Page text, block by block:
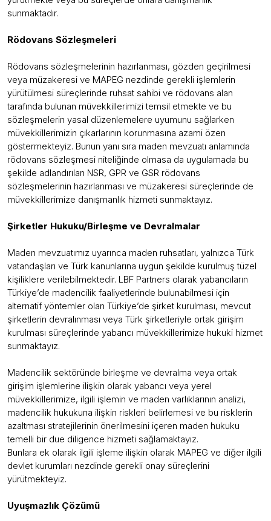
sunmaktadır.
Rödovans Sözleşmeleri
Rödovans sözleşmelerinin hazırlanması, gözden geçirilmesi
veya müzakeresi ve MAPEG nezdinde gerekli işlemlerin
yürütülmesi süreçlerinde ruhsat sahibi ve rödovans alan
tarafında bulunan müvekkillerimizi temsil etmekte ve bu
sözleşmelerin yasal düzenlemelere uyumunu sağlarken
müvekkillerimizin çıkarlarının korunmasına azami özen
göstermekteyiz. Bunun yanı sıra maden mevzuatı anlamında
rödovans sözleşmesi niteliğinde olmasa da uygulamada bu
şekilde adlandırılan NSR, GPR ve GSR rödovans
sözleşmelerinin hazırlanması ve müzakeresi süreçlerinde de
müvekkillerimize danışmanlık hizmeti sunmaktayız.
Şirketler Hukuku/Birleşme ve Devralmalar
Maden mevzuatımız uyarınca maden ruhsatları, yalnızca Türk
vatandaşları ve Türk kanunlarına uygun şekilde kurulmuş tüzel
kişiliklere verilebilmektedir. LBF Partners olarak yabancıların
Türkiye’de madencilik faaliyetlerinde bulunabilmesi için
alternatif yöntemler olan Türkiye’de şirket kurulması, mevcut
şirketlerin devralınması veya Türk şirketleriyle ortak girişim
kurulması süreçlerinde yabancı müvekkillerimize hukuki hizmet
sunmaktayız.
Madencilik sektöründe birleşme ve devralma veya ortak
girişim işlemlerine ilişkin olarak yabancı veya yerel
müvekkillerimize, ilgili işlemin ve maden varlıklarının analizi,
madencilik hukukuna ilişkin riskleri belirlemesi ve bu risklerin
azaltması stratejilerinin önerilmesini içeren maden hukuku
temelli bir due diligence hizmeti sağlamaktayız.
Bunlara ek olarak ilgili işleme ilişkin olarak MAPEG ve diğer ilgili
devlet kurumları nezdinde gerekli onay süreçlerini
yürütmekteyiz.
Uyuşmazlık Çözümü